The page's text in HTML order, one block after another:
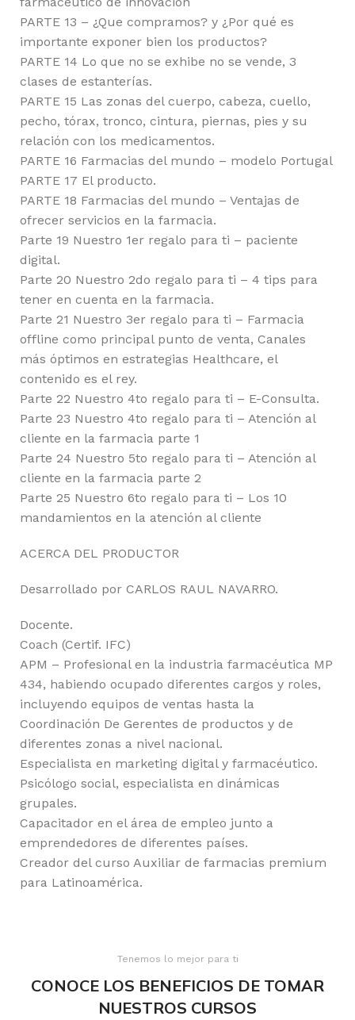
PARTE 13 – ¿Que compramos? y ¿Por qué es
importante exponer bien los productos?
PARTE 14 Lo que no se exhibe no se vende, 3
clases de estanterías.
PARTE 15 Las zonas del cuerpo, cabeza, cuello,
pecho, tórax, tronco, cintura, piernas, pies y su
relación con los medicamentos.
PARTE 16 Farmacias del mundo – modelo Portugal
PARTE 17 El producto.
PARTE 18 Farmacias del mundo – Ventajas de
ofrecer servicios en la farmacia.
Parte 19 Nuestro 1er regalo para ti – paciente
digital.
Parte 20 Nuestro 2do regalo para ti – 4 tips para
tener en cuenta en la farmacia.
Parte 21 Nuestro 3er regalo para ti – Farmacia
offline como principal punto de venta, Canales
más óptimos en estrategias Healthcare, el
contenido es el rey.
Parte 22 Nuestro 4to regalo para ti – E-Consulta.
Parte 23 Nuestro 4to regalo para ti – Atención al
cliente en la farmacia parte 1
Parte 24 Nuestro 5to regalo para ti – Atención al
cliente en la farmacia parte 2
Parte 25 Nuestro 6to regalo para ti – Los 10
mandamientos en la atención al cliente
ACERCA DEL PRODUCTOR
Desarrollado por CARLOS RAUL NAVARRO.
Docente.
Coach (Certif. IFC)
APM – Profesional en la industria farmacéutica MP
434, habiendo ocupado diferentes cargos y roles,
incluyendo equipos de ventas hasta la
Coordinación De Gerentes de productos y de
diferentes zonas a nivel nacional.
Especialista en marketing digital y farmacéutico.
Psicólogo social, especialista en dinámicas
grupales.
Capacitador en el área de empleo junto a
emprendedores de diferentes países.
Creador del curso Auxiliar de farmacias premium
para Latinoamérica.
Tenemos lo mejor para ti
CONOCE LOS BENEFICIOS DE TOMAR
NUESTROS CURSOS